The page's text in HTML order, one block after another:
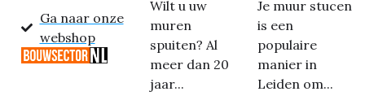
Ga naar onze
webshop
Wilt u uw
muren
spuiten? Al
meer dan 20
jaar...
Je muur stucen
is een
populaire
manier in
Leiden om...